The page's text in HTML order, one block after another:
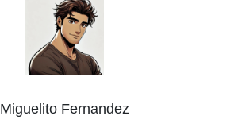
Miguelito Fernandez